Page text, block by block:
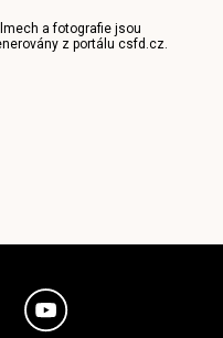
a fotografie jsou
z portálucsfd.cz.